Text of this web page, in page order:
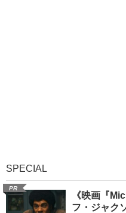
SPECIAL
PR
《映画『
フ・ジャク